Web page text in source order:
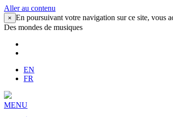
Aller au contenu
× En poursuivant votre navigation sur ce site, vous
Des mondes de musiques
EN
FR
MENU